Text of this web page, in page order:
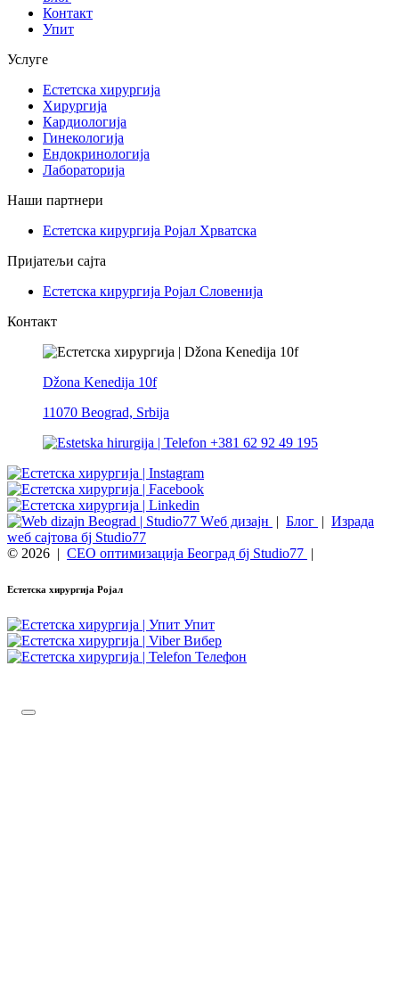
Контакт
Упит
Услуге
Естетска хирургија
Хирургија
Кардиологија
Гинекологија
Ендокринологија
Лабораторија
Наши партнери
Естетска кирургија Ројал Хрватска
Пријатељи сајта
Естетска кирургија Ројал Словенија
Контакт
Džona Kenedija 10f
11070 Beograd, Srbija
+381 62 92 49 195
Wеб дизајн Блог
Израда
wеб сајтова бј Studio77
© 2026
СЕО оптимизација Београд бј Studio77
Естетска хирургија Ројал
Упит
Вибер
Телефон